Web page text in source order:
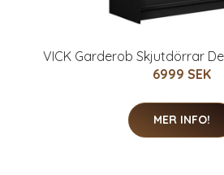
VICK Garderob Skjutdörrar
6999 SEK
MER INFO!